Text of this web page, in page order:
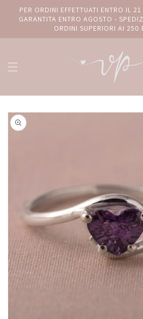
direttamente
ai contenuti
PER ORDINI EFFETTUATI ENTRO IL
GARANTITA ENTRO AGOSTO -
ORDINI SUPERIORI AI 250
Passa alle
informazioni
sul prodotto